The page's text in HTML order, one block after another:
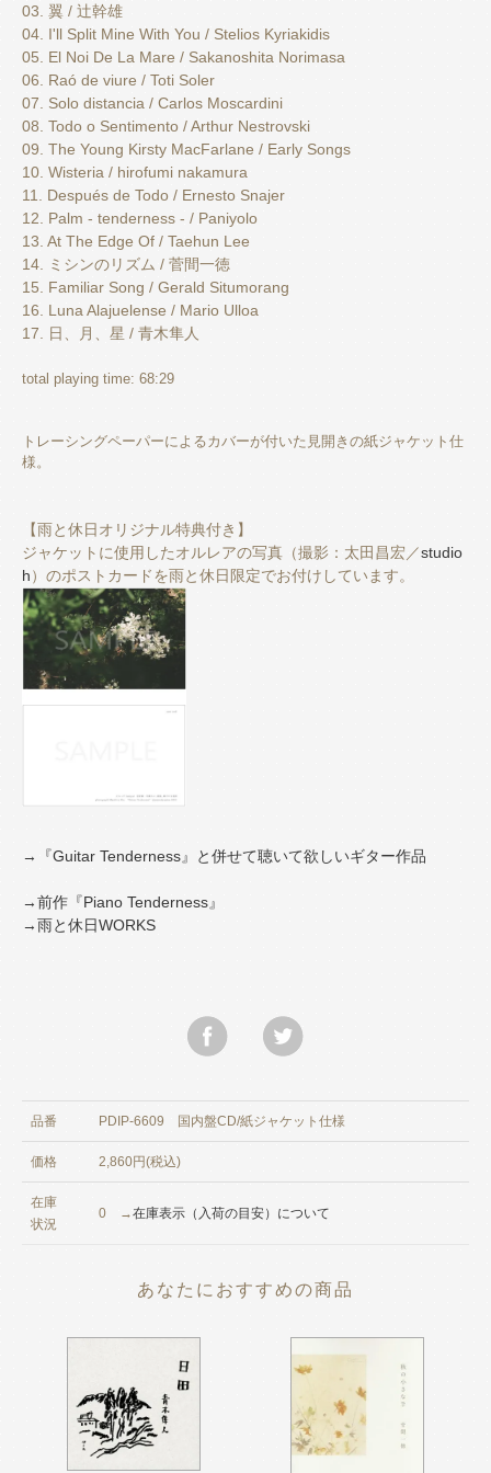
03. 翼 / 辻幹雄
04. I'll Split Mine With You / Stelios Kyriakidis
05. El Noi De La Mare / Sakanoshita Norimasa
06. Raó de viure / Toti Soler
07. Solo distancia / Carlos Moscardini
08. Todo o Sentimento / Arthur Nestrovski
09. The Young Kirsty MacFarlane / Early Songs
10. Wisteria / hirofumi nakamura
11. Después de Todo / Ernesto Snajer
12. Palm - tenderness - / Paniyolo
13. At The Edge Of / Taehun Lee
14. ミシンのリズム / 菅間一徳
15. Familiar Song / Gerald Situmorang
16. Luna Alajuelense / Mario Ulloa
17. 日、月、星 / 青木隼人
total playing time: 68:29
トレーシングペーパーによるカバーが付いた見開きの紙ジャケット仕
様。
【雨と休日オリジナル特典付き】
ジャケットに使用したオルレアの写真（撮影：太田昌宏／studio
h）のポストカードを雨と休日限定でお付けしています。
→『Guitar Tenderness』と併せて聴いて欲しいギター作品
→前作『Piano Tenderness』
→雨と休日WORKS
品番 PDIP-6609 国内盤CD/紙ジャケット仕様
価格 2,860円(税込)
在庫
状況
0 →在庫表示（入荷の目安）について
あなたにおすすめの商品